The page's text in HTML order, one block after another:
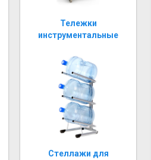
Тележки
инструментальные
Стеллажи для